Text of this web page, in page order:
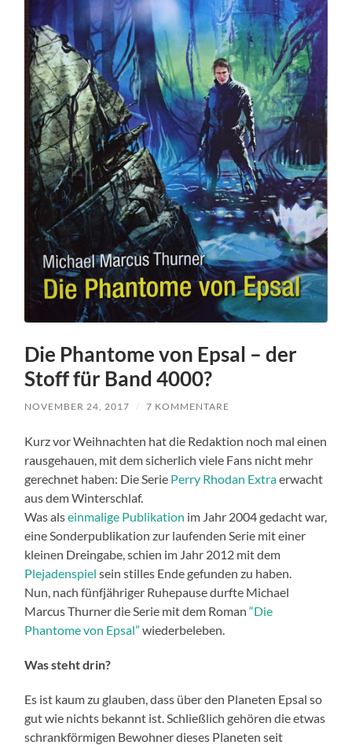
Die Phantome von Epsal – der
Stoff für Band 4000?
NOVEMBER 24, 2017 / 7 KOMMENTARE
Kurz vor Weihnachten hat die Redaktion noch mal einen
rausgehauen, mit dem sicherlich viele Fans nicht mehr
gerechnet haben: Die Serie Perry Rhodan Extraerwacht
aus dem Winterschlaf.
Was alseinmalige Publikation im Jahr 2004 gedacht war,
eine Sonderpublikation zur laufenden Serie mit einer
kleinen Dreingabe, schien im Jahr 2012 mit dem
Plejadenspiel sein stilles Ende gefunden zu haben.
Nun, nach fünfjähriger Ruhepause durfte Michael
Marcus Thurner die Serie mit dem Roman“Die
Phantome von Epsal” wiederbeleben.
Was steht drin?
Es ist kaum zu glauben, dass über den Planeten Epsal so
gut wie nichts bekannt ist. Schließlich gehören die etwas
schrankförmigen Bewohner dieses Planeten seit